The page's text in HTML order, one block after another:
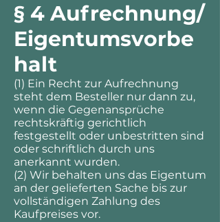
§ 4 Aufrechnung/
Eigentumsvorbe
halt
(1) Ein Recht zur Aufrechnung
steht dem Besteller nur dann zu,
wenn die Gegenansprüche
rechtskräftig gerichtlich
festgestellt oder unbestritten sind
oder schriftlich durch uns
anerkannt wurden.
(2) Wir behalten uns das Eigentum
an der gelieferten Sache bis zur
vollständigen Zahlung des
Kaufpreises vor.